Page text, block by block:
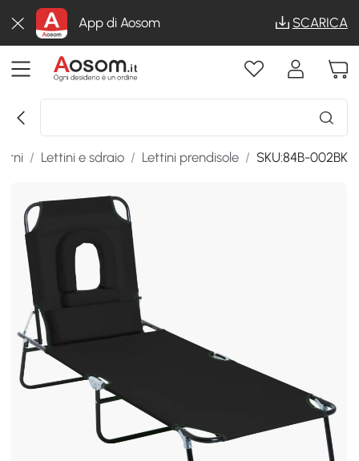
App di Aosom SCARICA
/ Lettini e sdraio / Lettini prendisole / SKU:84B-002BK